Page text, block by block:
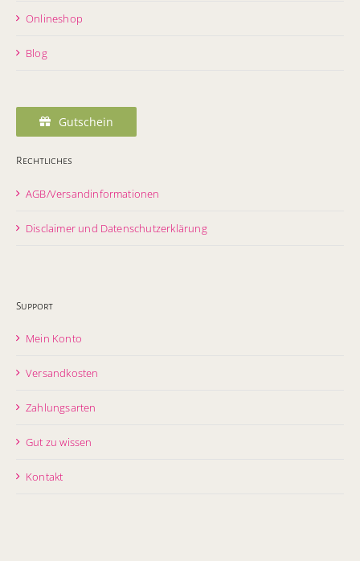
Onlineshop
Blog
Gutschein
Rechtliches
AGB/Versandinformationen
Disclaimer und Datenschutzerklärung
Support
Mein Konto
Versandkosten
Zahlungsarten
Gut zu wissen
Kontakt